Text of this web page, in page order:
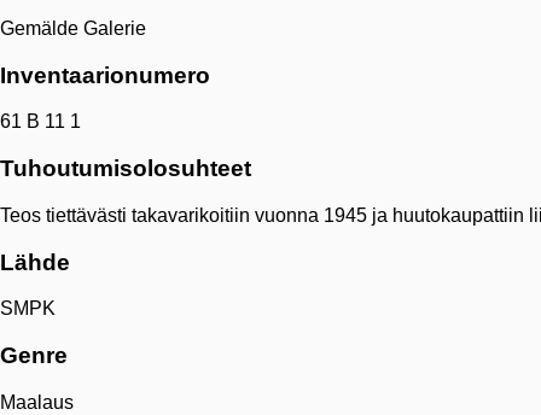
Gemälde Galerie
Inventaarionumero
61 B 11 1
Tuhoutumisolosuhteet
Teos tiettävästi takavarikoitiin vuonna 1945 ja huutokaupattiin
Lähde
SMPK
Genre
Maalaus